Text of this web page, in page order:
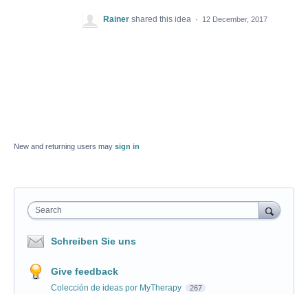
Rainer shared this idea · 12 December, 2017
New and returning users may sign in
Search
Schreiben Sie uns
Give feedback
Colección de ideas por MyTherapy 267